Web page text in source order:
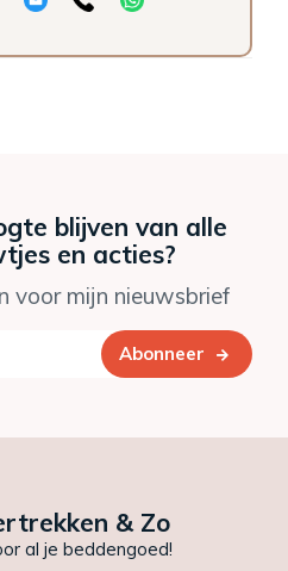
blijven van alle
en acties?
voor mijn nieuwsbrief
Abonneer
& Zo
al je beddengoed!